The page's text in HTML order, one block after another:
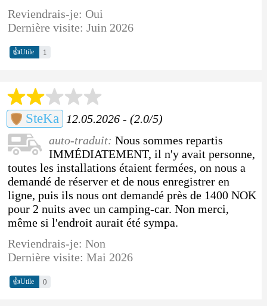
Reviendrais-je: Oui
Dernière visite: Juin 2026
👍Utile 1
SteKa
12.05.2026 - (2.0/5)
auto-traduit: Nous sommes repartis
IMMÉDIATEMENT, il n'y avait personne,
toutes les installations étaient fermées, on nous a
demandé de réserver et de nous enregistrer en
ligne, puis ils nous ont demandé près de 1400 NOK
pour 2 nuits avec un camping-car. Non merci,
même si l'endroit aurait été sympa.
Reviendrais-je: Non
Dernière visite: Mai 2026
👍Utile 0